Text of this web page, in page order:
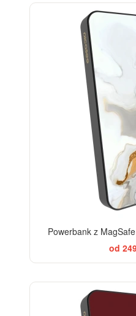
Powerbank z
od